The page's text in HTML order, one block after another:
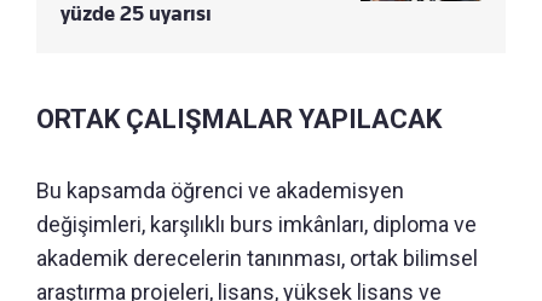
yüzde 25 uyarısı
ORTAK ÇALIŞMALAR YAPILACAK
Bu kapsamda öğrenci ve akademisyen
değişimleri, karşılıklı burs imkânları, diploma ve
akademik derecelerin tanınması, ortak bilimsel
araştırma projeleri, lisans, yüksek lisans ve